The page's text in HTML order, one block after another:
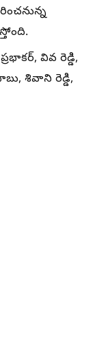
వివ రెడ్డి,
శివాని రెడ్డి,